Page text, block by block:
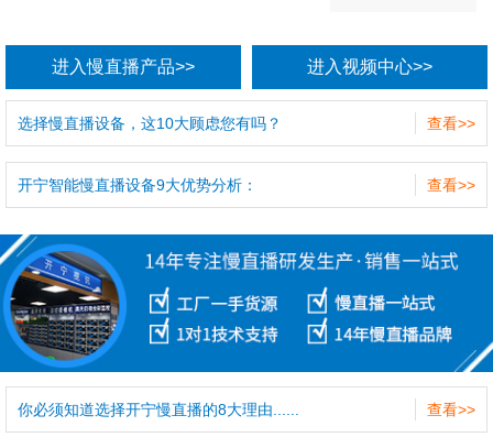
进入慢直播产品>> 进入视频中心>>
查看>>
选择慢直播设备，这10大顾虑您有吗？
查看>>
开宁智能慢直播设备9大优势分析：
查看>>
你必须知道选择开宁慢直播的8大理由......